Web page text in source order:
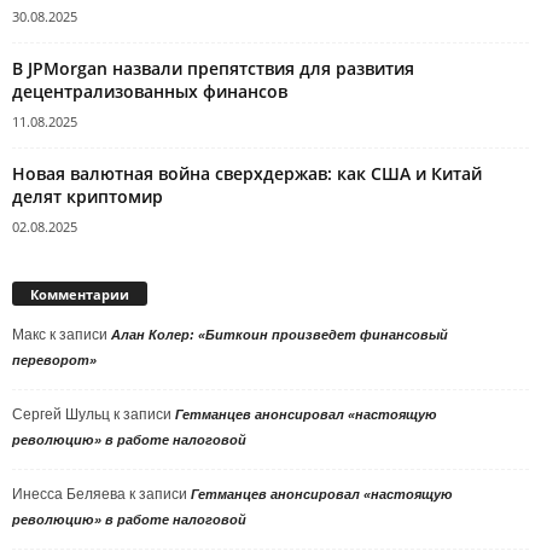
30.08.2025
В JPMorgan назвали препятствия для развития
децентрализованных финансов
11.08.2025
Новая валютная война сверхдержав: как США и Китай
делят криптомир
02.08.2025
Комментарии
Макс к записи Алан Колер: «Биткоин произведет финансовый
переворот»
Сергей Шульц к записи Гетманцев анонсировал «настоящую
революцию» в работе налоговой
Инесса Беляева к записи Гетманцев анонсировал «настоящую
революцию» в работе налоговой